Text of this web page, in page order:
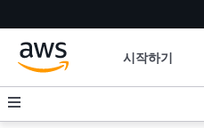
시작하기